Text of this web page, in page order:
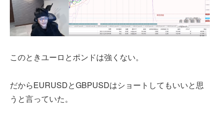
このときユーロとポンドは強くない。
だからEURUSDとGBPUSDはショートしてもいいと思
うと言っていた。